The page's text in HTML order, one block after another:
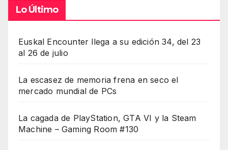
Lo Último
Euskal Encounter llega a su edición 34, del 23
al 26 de julio
La escasez de memoria frena en seco el
mercado mundial de PCs
La cagada de PlayStation, GTA VI y la Steam
Machine – Gaming Room #130